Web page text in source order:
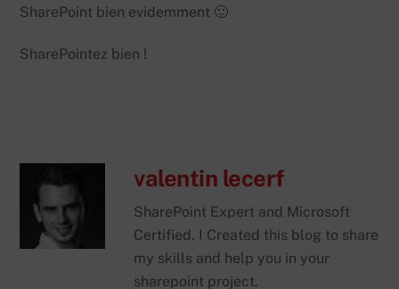
SharePoint bien evidemment 🙂
SharePointez bien !
valentin lecerf
SharePoint Expert and Microsoft
Certified. I Created this blog to share
my skills and help you in your
sharepoint project.